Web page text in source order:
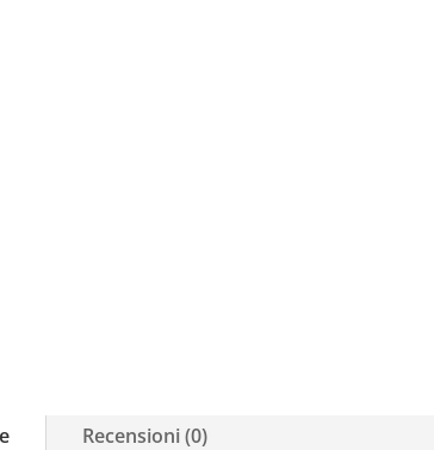
Recensioni (0)